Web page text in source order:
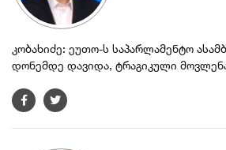
კობახიძე: ეუთო-ს საპარლამენტო
დონემდე დავიდა, ტრაგიკული